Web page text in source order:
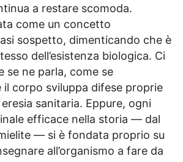
a restare scomoda.
come un concetto
sospetto, dimenticando che è
dell’esistenza biologica. Ci
se ne parla, come se
il corpo sviluppa difese proprie
sanitaria. Eppure, ogni
efficace nella storia — dal
— si è fondata proprio su
all’organismo a fare da